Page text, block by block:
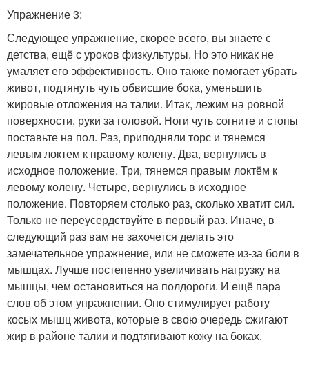
Упражнение 3:
Следующее упражнение, скорее всего, вы знаете с
детства, ещё с уроков физкультуры. Но это никак не
умаляет его эффективность. Оно также помогает убрать
живот, подтянуть чуть обвисшие бока, уменьшить
жировые отложения на талии. Итак, лежим на ровной
поверхности, руки за головой. Ноги чуть согните и стопы
поставьте на пол. Раз, приподняли торс и тянемся
левым локтем к правому колену. Два, вернулись в
исходное положение. Три, тянемся правым локтём к
левому колену. Четыре, вернулись в исходное
положение. Повторяем столько раз, сколько хватит сил.
Только не переусердствуйте в первый раз. Иначе, в
следующий раз вам не захочется делать это
замечательное упражнение, или не сможете из-за боли в
мышцах. Лучше постепенно увеличивать нагрузку на
мышцы, чем остановиться на полдороги. И ещё пара
слов об этом упражнении. Оно стимулирует работу
косых мышц живота, которые в свою очередь сжигают
жир в районе талии и подтягивают кожу на боках.